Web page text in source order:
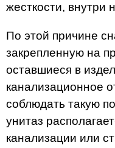
жесткости, внутри
По этой причине
закрепленную на
оставшиеся в
канализационное
соблюдать такую
унитаз
канализации или